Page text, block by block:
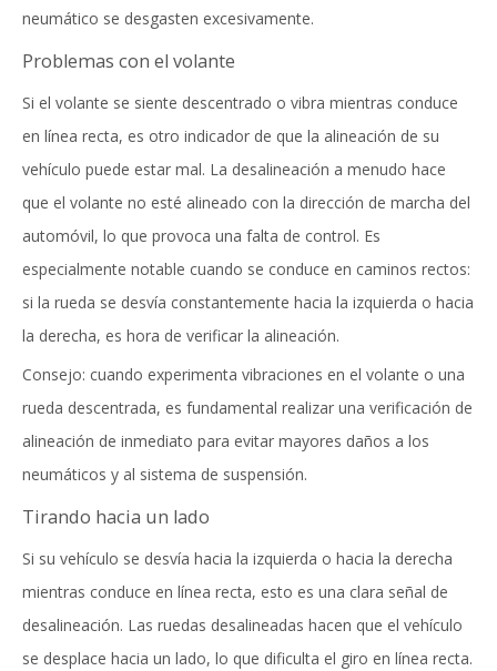
neumático se desgasten excesivamente.
Problemas con el volante
Si el volante se siente descentrado o vibra mientras conduce
en línea recta, es otro indicador de que la alineación de su
vehículo puede estar mal. La desalineación a menudo hace
que el volante no esté alineado con la dirección de marcha del
automóvil, lo que provoca una falta de control. Es
especialmente notable cuando se conduce en caminos rectos:
si la rueda se desvía constantemente hacia la izquierda o hacia
la derecha, es hora de verificar la alineación.
Consejo: cuando experimenta vibraciones en el volante o una
rueda descentrada, es fundamental realizar una verificación de
alineación de inmediato para evitar mayores daños a los
neumáticos y al sistema de suspensión.
Tirando hacia un lado
Si su vehículo se desvía hacia la izquierda o hacia la derecha
mientras conduce en línea recta, esto es una clara señal de
desalineación. Las ruedas desalineadas hacen que el vehículo
se desplace hacia un lado, lo que dificulta el giro en línea recta.